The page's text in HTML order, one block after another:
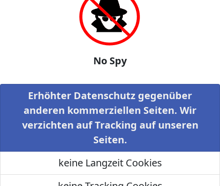
No Spy
Erhöhter Datenschutz gegenüber
anderen kommerziellen Seiten. Wir
verzichten auf Tracking auf unseren
Seiten.
keine Langzeit Cookies